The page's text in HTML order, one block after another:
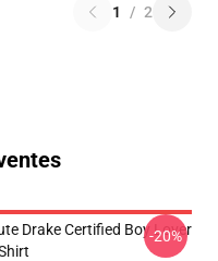
1 / 2
Drake Certified Boy Lover
-20%